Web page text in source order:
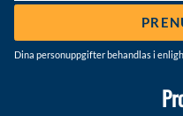
Dina personuppgifter behandlas i